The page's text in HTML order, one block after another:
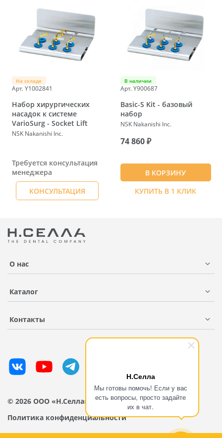
Н.Селла
Мы готовы помочь! Если у вас
есть вопросы, просто задайте
их в чат.
На складе
Арт. Y1002841
Набор хирургических
насадок к системе
VarioSurg - Socket Lift
NSK Nakanishi Inc.
Требуется консультация
менеджера
КОНСУЛЬТАЦИЯ
В наличии
Арт. Y900687
Basic-S Kit - базовый
набор
NSK Nakanishi Inc.
74 860 ₽
В КОРЗИНУ
КУПИТЬ В 1 КЛИК
О нас
Каталог
Контакты
© 2026 ООО «Н.Селла»
Политика конфиденциальности